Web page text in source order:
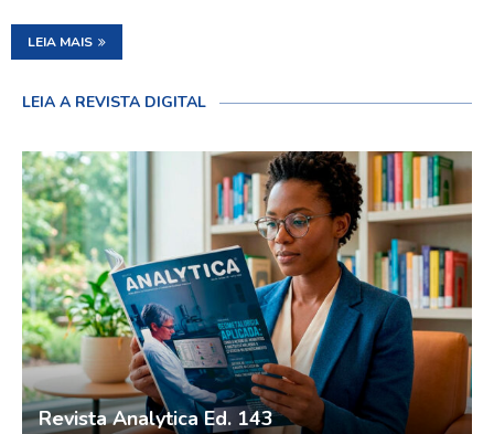
LEIA MAIS
LEIA A REVISTA DIGITAL
Revista Analytica Ed. 143